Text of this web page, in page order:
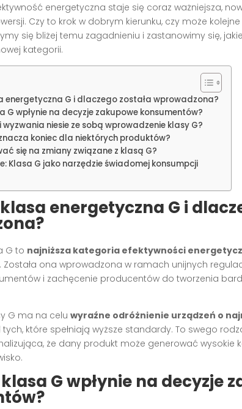
energetyczna staje się coraz ważniejsza,
Czy to krok w dobrym kierunku, czy może
się bliżej temu zagadnieniu i zastanowimy się,
kategorii.
energetyczna G i dlaczego została wprowadzona?
G wpłynie na decyzje zakupowe konsumentów?
wyzwania niesie ze sobą wprowadzenie klasy G?
koniec dla niektórych produktów?
się na zmiany związane z klasą G?
Klasa G jako narzędzie świadomej konsumpcji
energetyczna G i
G to najniższa kategoria efektywności
Została ona wprowadzona w ramach unijnych
i zachęcenie producentów do tworzenia
G ma na celu wyraźne odróżnienie urządzeń o
tych, które spełniają wyższe standardy. To swego
że dany produkt może generować wysokie
G wpłynie na decyzje